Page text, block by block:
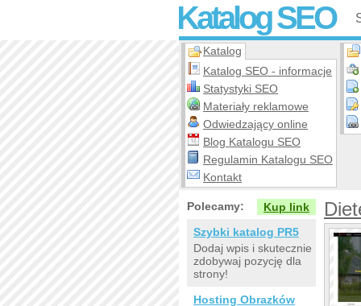
Katalog SEO
Katalog
Katalog SEO - informacje
Statystyki SEO
Materiały reklamowe
Odwiedzający online
Blog Katalogu SEO
Regulamin Katalogu SEO
Kontakt
Polecamy:
Kup link
Szybki katalog PR5
Dodaj wpis i skutecznie
zdobywaj pozycję dla
strony!
Hosting Obrazków